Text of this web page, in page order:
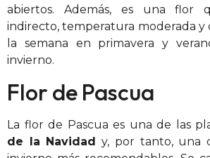
abiertos. Además, es una flor
indirecto, temperatura moderada y
la semana en primavera y
invierno.
Flor de Pascua
La flor de Pascua es una de las
de la Navidad
y, por tanto, una